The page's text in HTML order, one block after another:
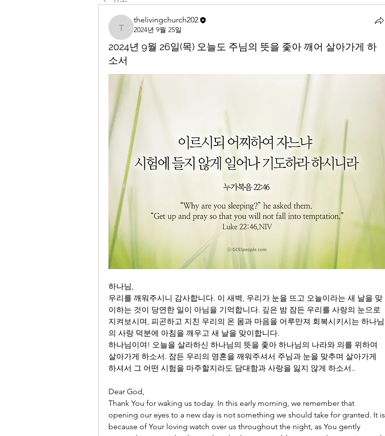
thelivingchurch202
thelivingchurch202
2024년 9월 25일
2024년 9월 26일(목) 오늘도 주님의 뜻을 좇아 깨어 살아가게 하
소서
하나님,
우리를 깨워주시니 감사합니다. 이 새벽, 우리가 눈을 뜨고 오늘이라는 새 날을 맞
이하는 것이 당연한 일이 아님을 기억합니다. 깊은 밤 잠든 우리를 사랑의 눈으로
지켜보시며, 피곤하고 지친 우리의 온 몸과 마음을 어루만져 회복시키시는 하나님
의 사랑 덕분에 아침을 깨우고 새 날을 맞이합니다.
하나님이여! 오늘을 살라하신 하나님의 뜻을 좇아 하나님의 나라와 의를 위하여
살아가게 하소서. 잠든 우리의 영혼을 깨워주셔서 주님과 눈을 맞추며 살아가게
하셔서 그 어떤 시험을 마주할지라도 담대함과 사랑을 잃지 않게 하소서..
Dear God,
Thank You for waking us today. In this early morning, we remember that
opening our eyes to a new day is not something we should take for granted. It is
because of Your loving watch over us throughout the night, as You gently